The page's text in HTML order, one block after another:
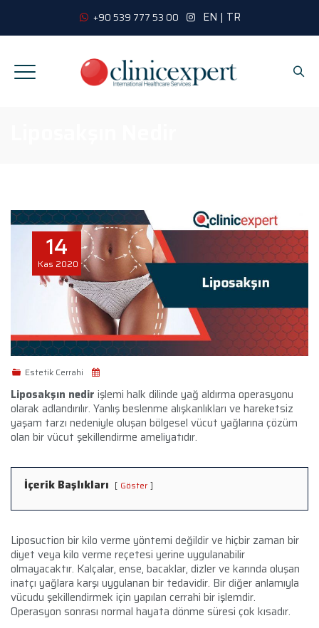
+90 539 777 53 00 EN | TR
14
Kas 2020
Estetik Cerrahi
Liposakşın nedir işlemi halk dilinde yağ aldırma operasyonu
olarak adlandırılır. Yanlış beslenme alışkanlıkları ve hareketsiz
yaşam tarzı nedeniyle oluşan bölgesel vücut yağlarına çözüm
olan bir vücut şekillendirme ameliyatıdır.
İçerik Başlıkları Göster
Liposuction bir kilo verme yöntemi değildir ve hiçbir zaman bir
diyet veya kilo verme reçetesi yerine uygulanabilir
olmayacaktır. Kalçalar, ense, bacaklar, dizler ve karında oluşan
inatçı yağlara karşı uygulanan bir tedavidir. Bir diğer anlamıyla
vücudu şekillendirmek için yapılan cerrahi bir işlemdir.
Operasyon sonrası normal hayata dönme süresi çok kısadır.